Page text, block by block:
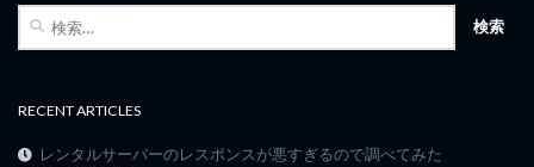
RECENT ARTICLES
レンタルサーバーのレスポンスが悪すぎるので調べてみた